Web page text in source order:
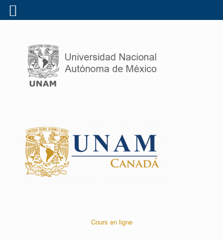
Cours en ligne